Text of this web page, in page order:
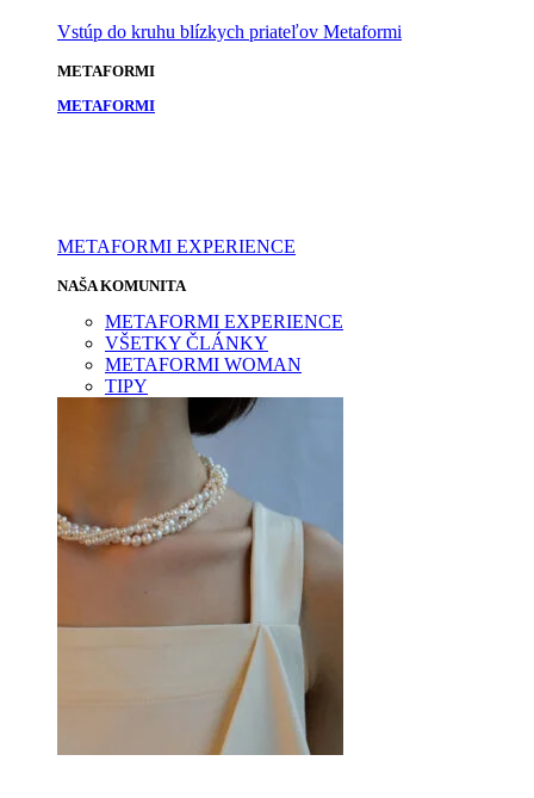
Vstúp do kruhu blízkych priateľov Metaformi
METAFORMI
METAFORMI
METAFORMI EXPERIENCE
NAŠA KOMUNITA
METAFORMI EXPERIENCE
VŠETKY ČLÁNKY
METAFORMI WOMAN
TIPY